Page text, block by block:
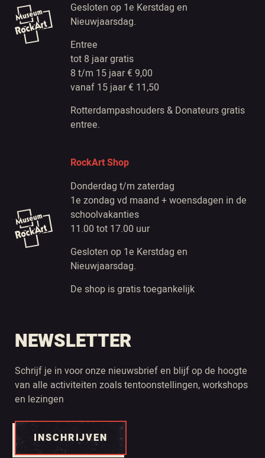
Gesloten op 1e Kerstdag en
Nieuwjaarsdag.
Entree
tot 8 jaar gratis
8 t/m 15 jaar € 9,00
vanaf 15 jaar € 11,50
Rotterdampashouders & Donateurs gratis
entree.
RockArt Shop
Donderdag t/m zaterdag
1e zondag vd maand + woensdagen in de
schoolvakanties
11.00 tot 17.00 uur
Gesloten op 1e Kerstdag en
Nieuwjaarsdag.
De shop is gratis toegankelijk
NEWSLETTER
Schrijf je in voor onze nieuwsbrief en blijf op de hoogte
van alle activiteiten zoals tentoonstellingen, workshops
en lezingen
INSCHRIJVEN